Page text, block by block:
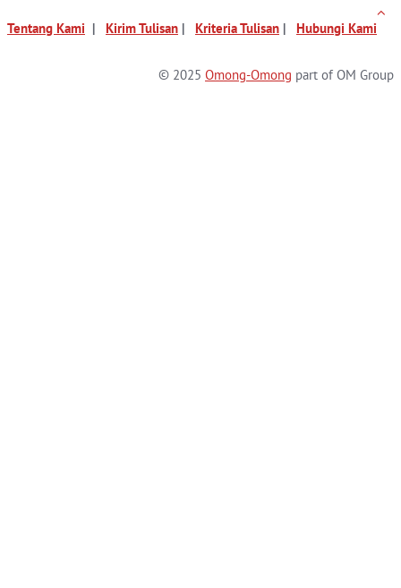
Tentang Kami | Kirim Tulisan | Kriteria Tulisan | Hubungi Kami
© 2025 Omong-Omong part of OM Group